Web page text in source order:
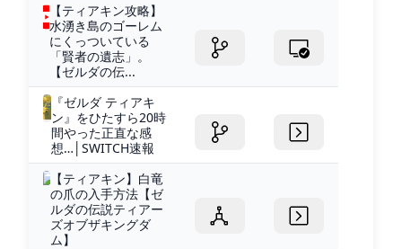
【ティアキン攻略】
水湧き島のゴーレム
にくっついている
「賢者の遺志」。
【ゼルダの伝...
『ゼルダ ティアキ
ン』をひたすら20時
間やった正直な感
想…│SWITCH速報
【ティアキン】白竜
の爪の入手方法【ゼ
ルダの伝説ティアー
ズオブザキングダ
ム】